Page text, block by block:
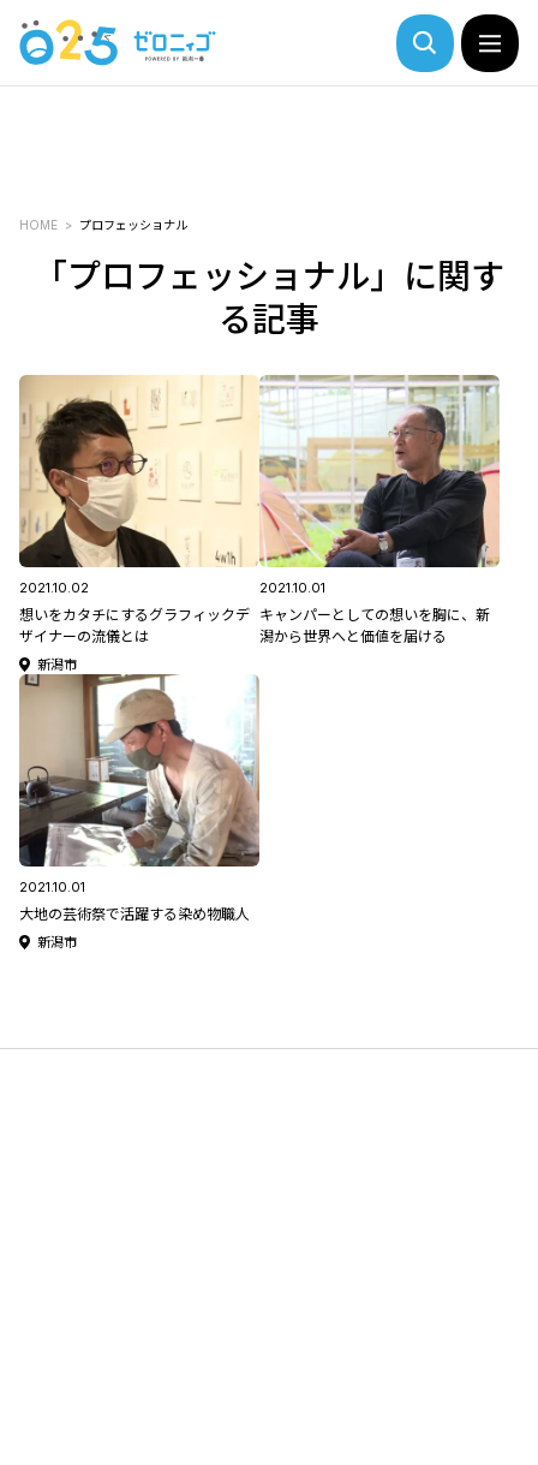
HOME プロフェッショナル
「プロフェッショナル」に関す
る記事
2021.10.02
想いをカタチにするグラフィックデ
ザイナーの流儀とは
新潟市
2021.10.01
キャンパーとしての想いを胸に、新
潟から世界へと価値を届ける
2021.10.01
大地の芸術祭で活躍する染め物職人
新潟市